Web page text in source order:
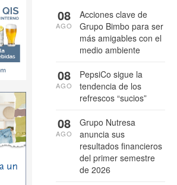
Acciones clave de
Grupo Bimbo para ser
más amigables con el
medio ambiente
08
AGO
PepsiCo sigue la
tendencia de los
refrescos “sucios”
08
AGO
Grupo Nutresa
anuncia sus
resultados financieros
del primer semestre
de 2026
08
AGO